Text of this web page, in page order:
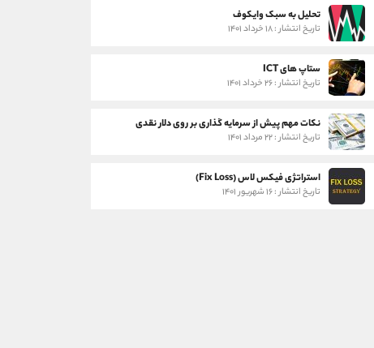
تحلیل به سبک وایکوف
تاریخ انتشار : ۱۸ خرداد ۱۴۰۱
ستاپ های ICT
تاریخ انتشار : ۲۶ خرداد ۱۴۰۱
نکات مهم پیش از سرمایه گذاری بر روی دلار نقدی
تاریخ انتشار : ۲۲ مرداد ۱۴۰۱
استراتژی فیکس لاس (Fix Loss)
تاریخ انتشار : ۱۶ شهریور ۱۴۰۱